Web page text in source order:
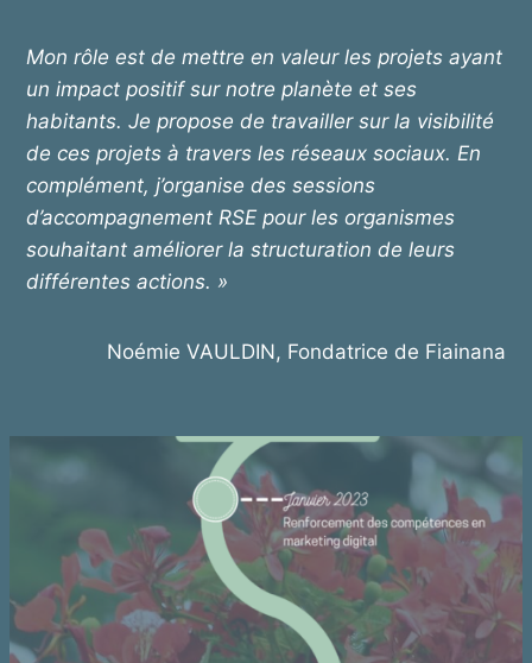
Mon rôle est de mettre en valeur les projets ayant
un impact positif sur notre planète et ses
habitants. Je propose de travailler sur la visibilité
de ces projets à travers les réseaux sociaux. En
complément, j’organise des sessions
d’accompagnement RSE pour les organismes
souhaitant améliorer la structuration de leurs
différentes actions. »
Noémie VAULDIN, Fondatrice de Fiainana